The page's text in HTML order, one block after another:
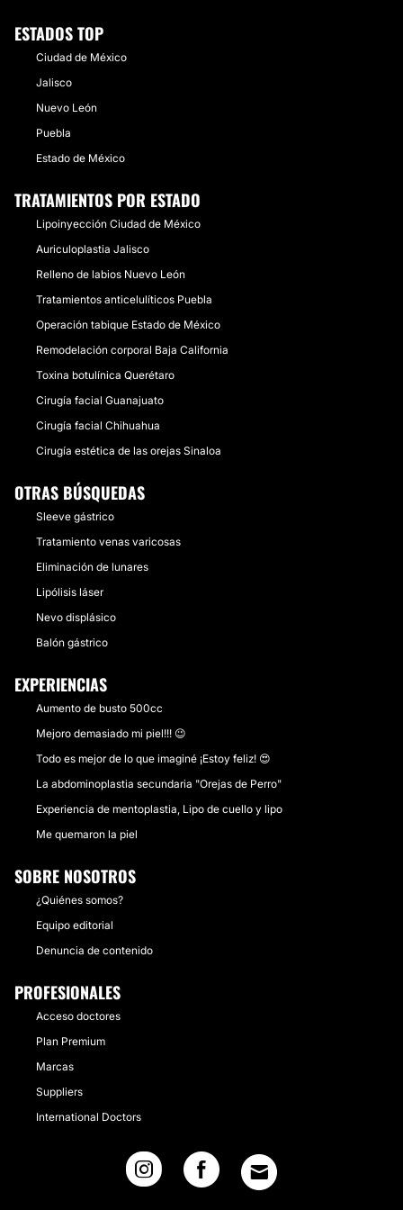
ESTADOS TOP
Ciudad de México
Jalisco
Nuevo León
Puebla
Estado de México
TRATAMIENTOS POR ESTADO
Lipoinyección Ciudad de México
Auriculoplastia Jalisco
Relleno de labios Nuevo León
Tratamientos anticelulíticos Puebla
Operación tabique Estado de México
Remodelación corporal Baja California
Toxina botulínica Querétaro
Cirugía facial Guanajuato
Cirugía facial Chihuahua
Cirugía estética de las orejas Sinaloa
OTRAS BÚSQUEDAS
Sleeve gástrico
Tratamiento venas varicosas
Eliminación de lunares
Lipólisis láser
Nevo displásico
Balón gástrico
EXPERIENCIAS
Aumento de busto 500cc
Mejoro demasiado mi piel!!! 😉
Todo es mejor de lo que imaginé ¡Estoy feliz! 😍
La abdominoplastia secundaria "Orejas de Perro"
Experiencia de mentoplastia, Lipo de cuello y lipo
Me quemaron la piel
SOBRE NOSOTROS
¿Quiénes somos?
Equipo editorial
Denuncia de contenido
PROFESIONALES
Acceso doctores
Plan Premium
Marcas
Suppliers
International Doctors